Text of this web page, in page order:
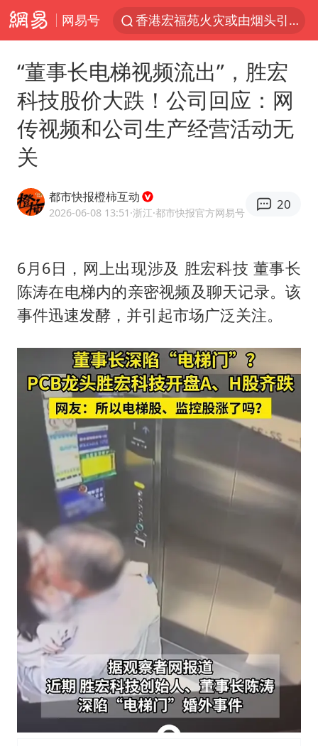
网易号
香港宏福苑火灾或由烟头引起
伊斯兰版北约来了吗
四川宜宾3.4级地震
网约车司机充电时猝死保险拒赔
多所高校取消艺考
店主称换“青海拉面”招牌后生意更好
上半年国内居民出游人次34.63亿
薛之谦杭州站演唱会取消
张本智和：零封向鹏不意外
习近平心系体育强国建设
“董事长电梯视频流出”，胜宏
科技股价大跌！公司回应：网
传视频和公司生产经营活动无
关
都市快报橙柿互动
2026-06-08 13:51 ·浙江·都市快报官方网易号
20
6月6日，网上出现涉及 胜宏科技 董事长
陈涛在电梯内的亲密视频及聊天记录。该
事件迅速发酵，并引起市场广泛关注。